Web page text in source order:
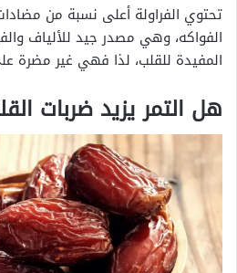
تحتوي الفراولة أعلى نسبة من
الفواكه، وهي مصدر جيد للألياف
المفيدة للقلب، لذا فهي غير مضرة
هل التمر يزيد ضربات